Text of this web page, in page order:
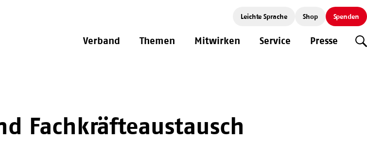
Leichte Sprache Shop Spenden
Verband Themen Mitwirken Service Presse
Fachkräfteaustausch